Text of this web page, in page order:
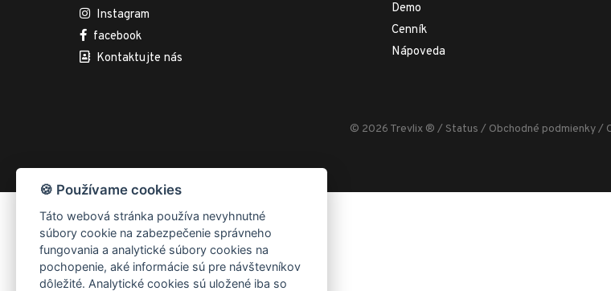
Instagram
facebook
Kontaktujte nás
Demo
Cenník
Nápoveda
© 2026 Trevlix ® / Status / Obchodné podmienky/
🍪 Používame cookies
Táto webová stránka používa nevyhnutné
súbory cookie na zabezpečenie správneho
fungovania a analytické súbory cookies na
pochopenie, aké informácie sú pre návštevníkov
dôležité. Analytické cookies sú uložené iba so